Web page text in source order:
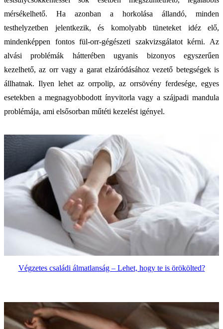
mérsékelhető. Ha azonban a horkolása állandó, minden
testhelyzetben jelentkezik, és komolyabb tüneteket idéz elő,
mindenképpen fontos fül-orr-gégészeti szakvizsgálatot kérni. Az
alvási problémák hátterében ugyanis bizonyos egyszerűen
kezelhető, az orr vagy a garat elzáródásához vezető betegségek is
állhatnak. Ilyen lehet az orrpolip, az orrsövény ferdesége, egyes
esetekben a megnagyobbodott ínyvitorla vagy a szájpadi mandula
problémája, ami elsősorban műtéti kezelést igényel.
Végzetes családi álmatlanság – Lehet, hogy te is örökölted?